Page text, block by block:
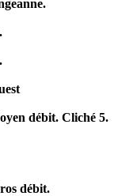
débit. Cliché 5.
débit.